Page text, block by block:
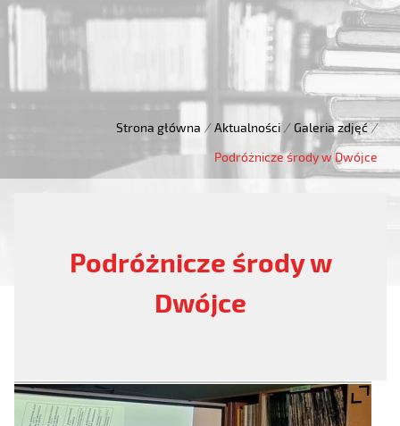
Strona główna / Aktualności / Galeria zdjęć /
Podróżnicze środy w Dwójce
Podróżnicze środy w
Dwójce